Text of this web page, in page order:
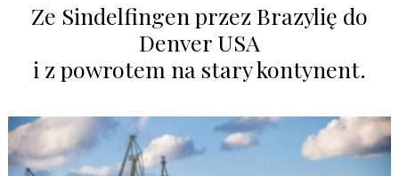
Ze Sindelfingen przez Brazylię do
Denver USA
i z powrotem na stary kontynent.